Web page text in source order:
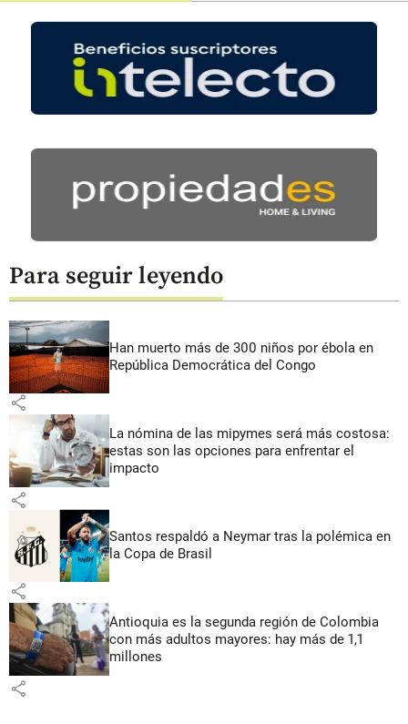
Para seguir leyendo
Han muerto más de 300 niños por ébola en
República Democrática del Congo
share
La nómina de las mipymes será más costosa:
estas son las opciones para enfrentar el
impacto
share
Santos respaldó a Neymar tras la polémica en
la Copa de Brasil
share
Antioquia es la segunda región de Colombia
con más adultos mayores: hay más de 1,1
millones
share